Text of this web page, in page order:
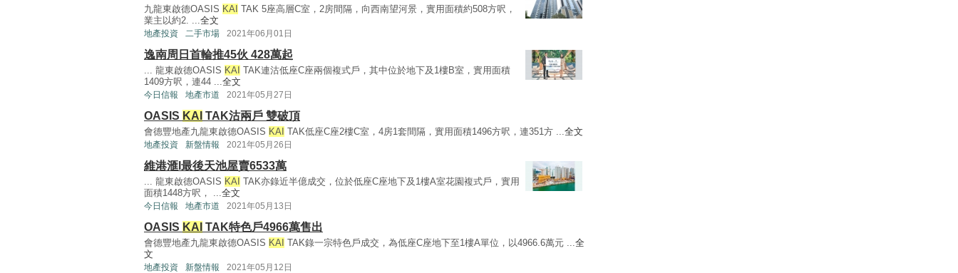
九龍東啟德OASIS KAI TAK 5座高層C室，2房間隔，向西南望河景，實用面積約508方呎，
業主以約2. ...全文
地產投資 二手市場 2021年06月01日
逸南周日首輪推45伙 428萬起
... 龍東啟德OASIS KAI TAK連沽低座C座兩個複式戶，其中位於地下及1樓B室，實用面積
1409方呎，連44 ...全文
今日信報 地產市道 2021年05月27日
OASIS KAI TAK沽兩戶 雙破頂
會德豐地產九龍東啟德OASIS KAI TAK低座C座2樓C室，4房1套間隔，實用面積1496方呎，連351方 ...全文
地產投資 新盤情報 2021年05月26日
維港滙I最後天池屋賣6533萬
... 龍東啟德OASIS KAI TAK亦錄近半億成交，位於低座C座地下及1樓A室花園複式戶，實用
面積1448方呎， ...全文
今日信報 地產市道 2021年05月13日
OASIS KAI TAK特色戶4966萬售出
會德豐地產九龍東啟德OASIS KAI TAK錄一宗特色戶成交，為低座C座地下至1樓A單位，以4966.6萬元 ...全
文
地產投資 新盤情報 2021年05月12日